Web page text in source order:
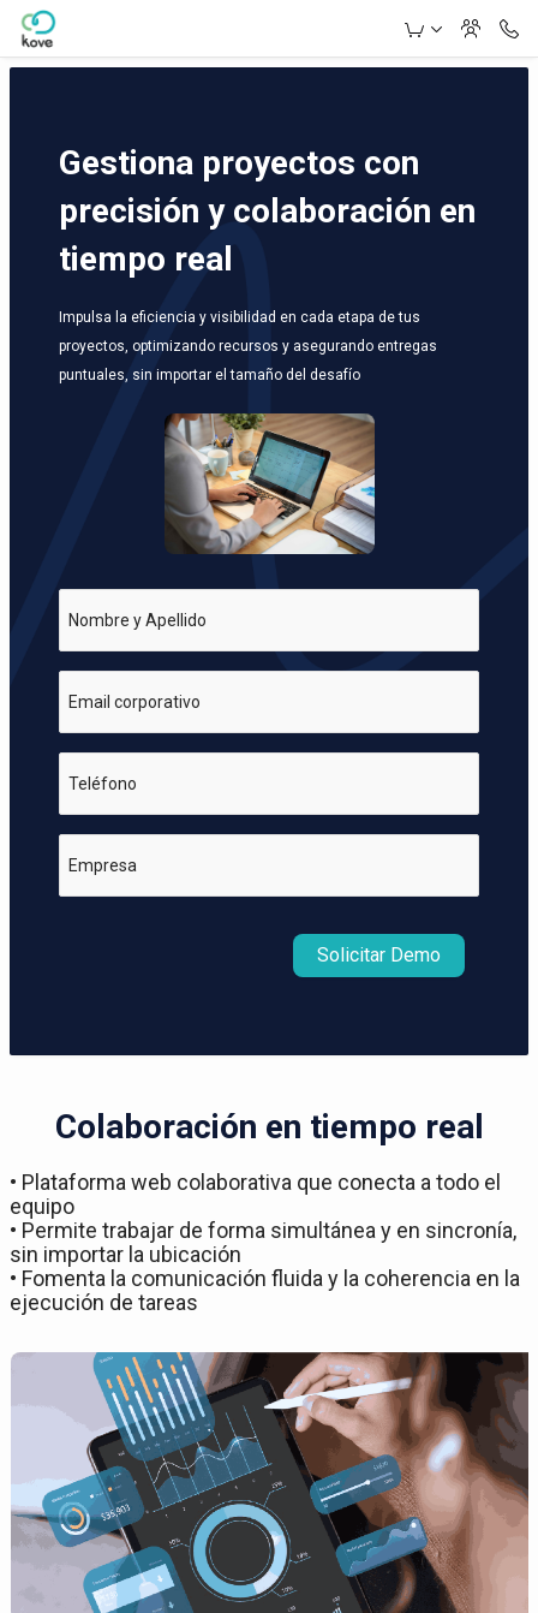
Skip to Main Content
Gestiona proyectos con
precisión y colaboración en
tiempo real
Impulsa la eficiencia y visibilidad en cada etapa de tus
proyectos, optimizando recursos y asegurando entregas
puntuales, sin importar el tamaño del desafío
Nombre y Apellido
Email corporativo
Teléfono
Empresa
Solicitar Demo
Colaboración en tiempo real
• Plataforma web colaborativa que conecta a todo el
equipo
• Permite trabajar de forma simultánea y en sincronía,
sin importar la ubicación
• Fomenta la comunicación fluida y la coherencia en la
ejecución de tareas